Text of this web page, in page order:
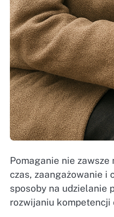
Pomaganie nie
czas, zaangażowanie i
sposoby na udzielanie
rozwijaniu